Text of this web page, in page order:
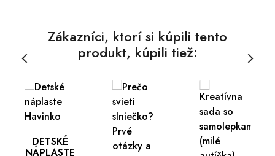
Zákazníci, ktorí si kúpili tento
produkt, kúpili tiež:
DETSKÉ
NÁPLASTE